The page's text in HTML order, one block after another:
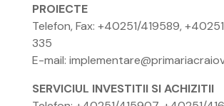
PROIECTE
Telefon, Fax: +40251/419589,
335
E-mail:
SERVICIUL INVESTITII SI ACHIZITII